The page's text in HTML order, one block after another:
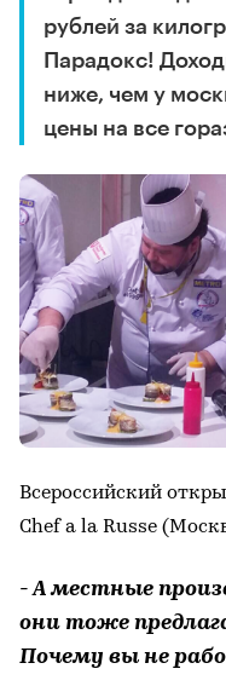
рублей за
Парадокс!
ниже, чем у
цены на все
Всероссийский
Chef a la Russe
- А местные
они тоже
Почему вы не